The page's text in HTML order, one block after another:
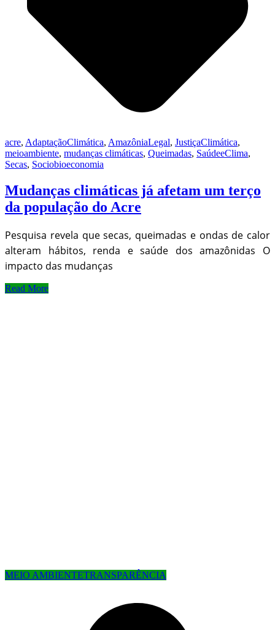
acre, AdaptaçãoClimática, AmazôniaLegal, JustiçaClimática,
meioambiente, mudanças climáticas, Queimadas, SaúdeeClima,
Secas, Sociobioeconomia
Mudanças climáticas já afetam um terço
da população do Acre
Pesquisa revela que secas, queimadas e ondas de calor
alteram hábitos, renda e saúde dos amazônidas O
impacto das mudanças
Read More
MEIO AMBIENTETRANSPARÊNCIA